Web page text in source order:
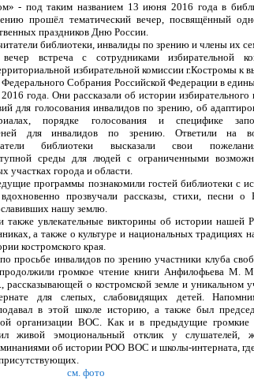
- под таким названием 13 июня 2016 года в
прошёл тематический вечер, посвящённый
праздников Дню России.
библиотеки, инвалиды по зрению и члены их
встреча с сотрудниками избирательной
избирательной комиссии г.Костромы к
Собрания Российской Федерации в
года. Они рассказали об истории избирательного
для голосования инвалидов по зрению, об
порядке голосования и специфике
для инвалидов по зрению. Ответили на
библиотеки высказали свои
среды для людей с ограниченными
участках города и области.
программы познакомили гостей библиотеки с
прозвучали рассказы, стихи, песни о
нашу землю.
также увлекательные викторины об истории нашей
а также о культуре и национальных традициях
костромского края.
просьбе инвалидов по зрению участники клуба
громкое чтение книги Анфилофьева М.
о костромской земле и уникальном
для слепых, слабовидящих детей.
в этой школе историю, а также был
организации ВОС. Как и в предыдущие громкие
живой эмоциональный отклик у слушателей,
об истории РОО ВОС и школы-интерната,
см. фото